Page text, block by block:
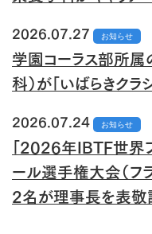
2026.07.27 お知らせ
学園コーラス部所属
科）が「いばらきク
2026.07.24 お知らせ
「2026年IBTF世界フ
ール選手権大会（フ
2名が理事長を表敬